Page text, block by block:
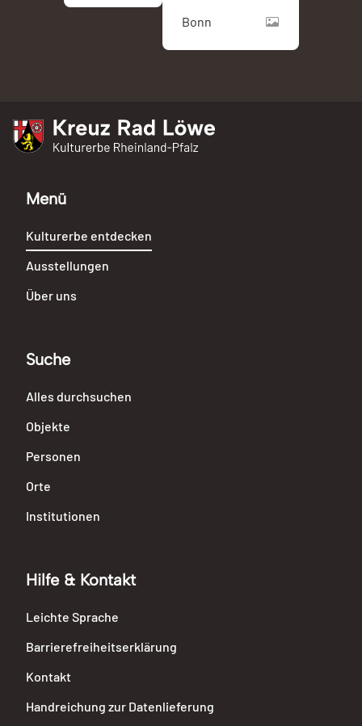
Bonn
Menü
Kulturerbe entdecken
Ausstellungen
Über uns
Suche
Alles durchsuchen
Objekte
Personen
Orte
Institutionen
Hilfe & Kontakt
Leichte Sprache
Barrierefreiheitserklärung
Kontakt
Handreichung zur Datenlieferung